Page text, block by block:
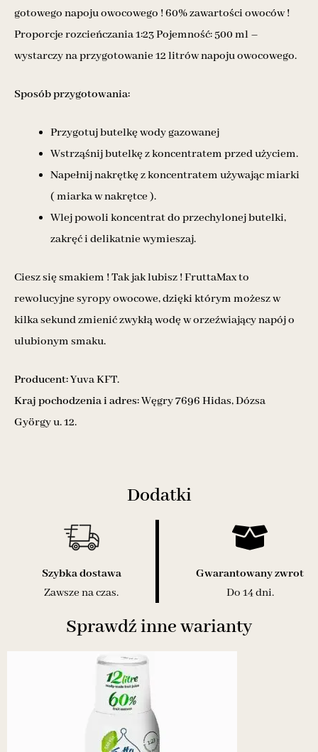
gotowego napoju owocowego ! 60% zawartości owoców !
Proporcje rozcieńczania 1:23 Pojemność: 500 ml –
wystarczy na przygotowanie 12 litrów napoju owocowego.
Sposób przygotowania:
Przygotuj butelkę wody gazowanej
Wstrząśnij butelkę z koncentratem przed użyciem.
Napełnij nakrętkę z koncentratem używając miarki
( miarka w nakrętce ).
Wlej powoli koncentrat do przechylonej butelki,
zakręć i delikatnie wymieszaj.
Ciesz się smakiem ! Tak jak lubisz ! FruttaMax to
rewolucyjne syropy owocowe, dzięki którym możesz w
kilka sekund zmienić zwykłą wodę w orzeźwiający napój o
ulubionym smaku.
Producent:Yuva KFT.
Kraj pochodzenia i adres:Węgry 7696 Hidas, Dózsa
György u. 12.
Dodatki
Szybka dostawa
Zawsze na czas.
Gwarantowany zwrot
Do 14 dni.
Sprawdź inne warianty